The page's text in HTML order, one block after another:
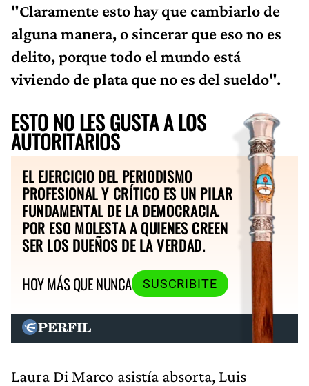
"Claramente esto hay que cambiarlo de
alguna manera, o sincerar que eso no es
delito, porque todo el mundo está
viviendo de plata que no es del sueldo".
ESTO NO LES GUSTA A LOS
AUTORITARIOS
EL EJERCICIO DEL PERIODISMO
PROFESIONAL Y CRÍTICO ES UN PILAR
FUNDAMENTAL DE LA DEMOCRACIA.
POR ESO MOLESTA A QUIENES CREEN
SER LOS DUEÑOS DE LA VERDAD.
HOY MÁS QUE NUNCA
SUSCRIBITE
Laura Di Marco asistía absorta, Luis